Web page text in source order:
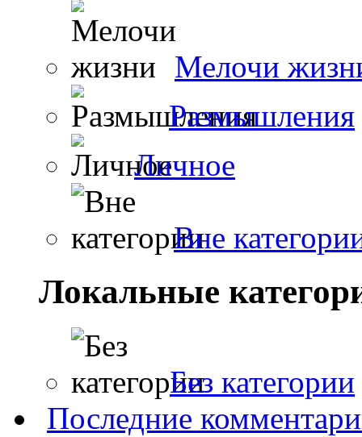
Мелочи
Размышления
Личное
Вне
Локальные
Без категории
Последние